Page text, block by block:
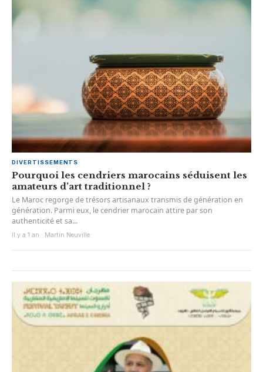
DIVERTISSEMENTS
Pourquoi les cendriers marocains séduisent les
amateurs d’art traditionnel ?
Le Maroc regorge de trésors artisanaux transmis de génération en
génération. Parmi eux, le cendrier marocain attire par son
authenticité et sa...
Il y a 1 an · Martin Neuville